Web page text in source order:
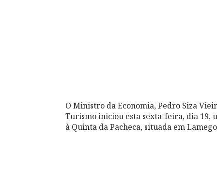
O Ministro da Economia, Pedro Siza
Turismo iniciou esta sexta-feira, dia 19,
à Quinta da Pacheca, situada em